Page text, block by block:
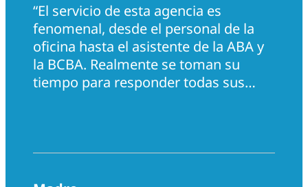
“El servicio de esta agencia es
fenomenal, desde el personal de la
oficina hasta el asistente de la ABA y
la BCBA. Realmente se toman su
tiempo para responder todas sus